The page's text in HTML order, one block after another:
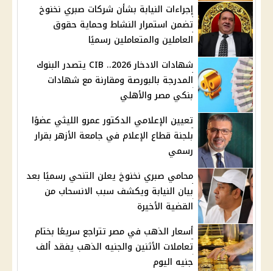
إجراءات النيابة بشأن شركات صبري نخنوخ
تضمن استمرار النشاط وحماية حقوق
العاملين والمتعاملين رسميًا
شهادات الادخار 2026.. CIB يتصدر البنوك
المدرجة بالبورصة ومقارنة مع شهادات
بنكي مصر والأهلي
تعيين الإعلامي الدكتور عمرو الليثي عضوًا
بلجنة قطاع الإعلام في جامعة الأزهر بقرار
رسمي
محامي صبري نخنوخ يعلن التنحي رسميًا بعد
بيان النيابة ويكشف سبب الانسحاب من
القضية الأخيرة
أسعار الذهب في مصر تتراجع سريعًا بختام
تعاملات الأثنين والجنيه الذهب يفقد ألف
جنيه اليوم